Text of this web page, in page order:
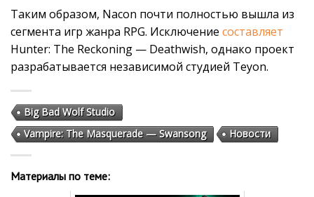
Таким образом, Nacon почти полностью вышла из
сегмента игр жанра RPG. Исключение составляет
Hunter: The Reckoning — Deathwish, однако проект
разрабатывается независимой студией Teyon.
Big Bad Wolf Studio
Vampire: The Masquerade — Swansong
Новости
Материалы по теме: